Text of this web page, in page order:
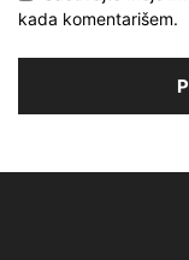
kada komentarišem.